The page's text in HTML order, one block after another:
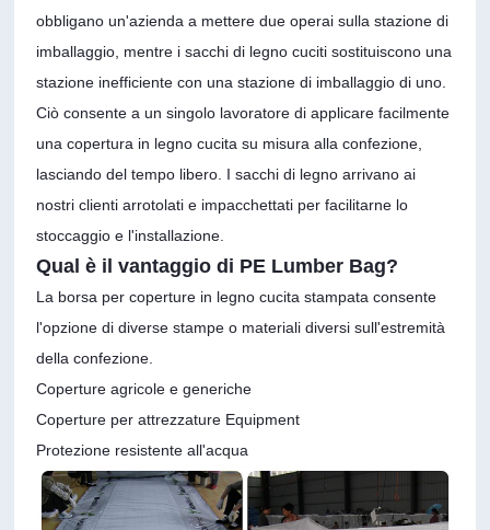
obbligano un'azienda a mettere due operai sulla stazione di
imballaggio, mentre i sacchi di legno cuciti sostituiscono una
stazione inefficiente con una stazione di imballaggio di uno.
Ciò consente a un singolo lavoratore di applicare facilmente
una copertura in legno cucita su misura alla confezione,
lasciando del tempo libero. I sacchi di legno arrivano ai
nostri clienti arrotolati e impacchettati per facilitarne lo
stoccaggio e l'installazione.
Qual è il vantaggio di PE Lumber Bag?
La borsa per coperture in legno cucita stampata consente
l'opzione di diverse stampe o materiali diversi sull'estremità
della confezione.
Coperture agricole e generiche
Coperture per attrezzature Equipment
Protezione resistente all'acqua